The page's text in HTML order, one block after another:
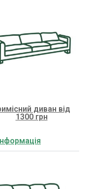
диван від
1300 грн
Інформація